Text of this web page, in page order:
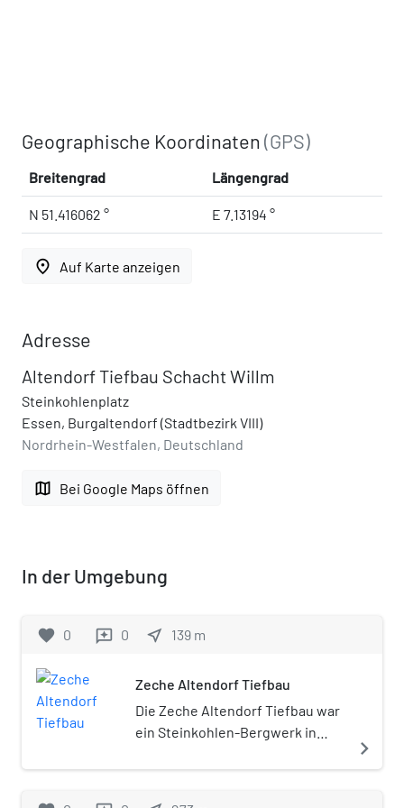
Geographische Koordinaten(GPS)
Breitengrad Längengrad
N 51.416062 ° E 7.13194 °
place Auf Karte anzeigen
Adresse
Altendorf Tiefbau Schacht Willm
Steinkohlenplatz
Essen, Burgaltendorf (Stadtbezirk VIII)
Nordrhein-Westfalen, Deutschland
map Bei Google Maps öffnen
In der Umgebung
favorite 0 reviews 0 near_me 139 m
Zeche Altendorf Tiefbau
Die Zeche Altendorf Tiefbau war
ein Steinkohlen-Bergwerk in
navigate_next